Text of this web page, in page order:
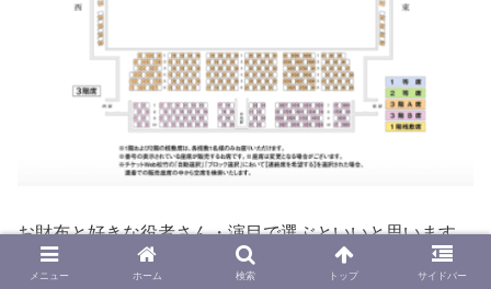
お財布と好きな役者さん・演目で選ぶといいと思います。
メニュー ホーム 検索 トップ サイドバー